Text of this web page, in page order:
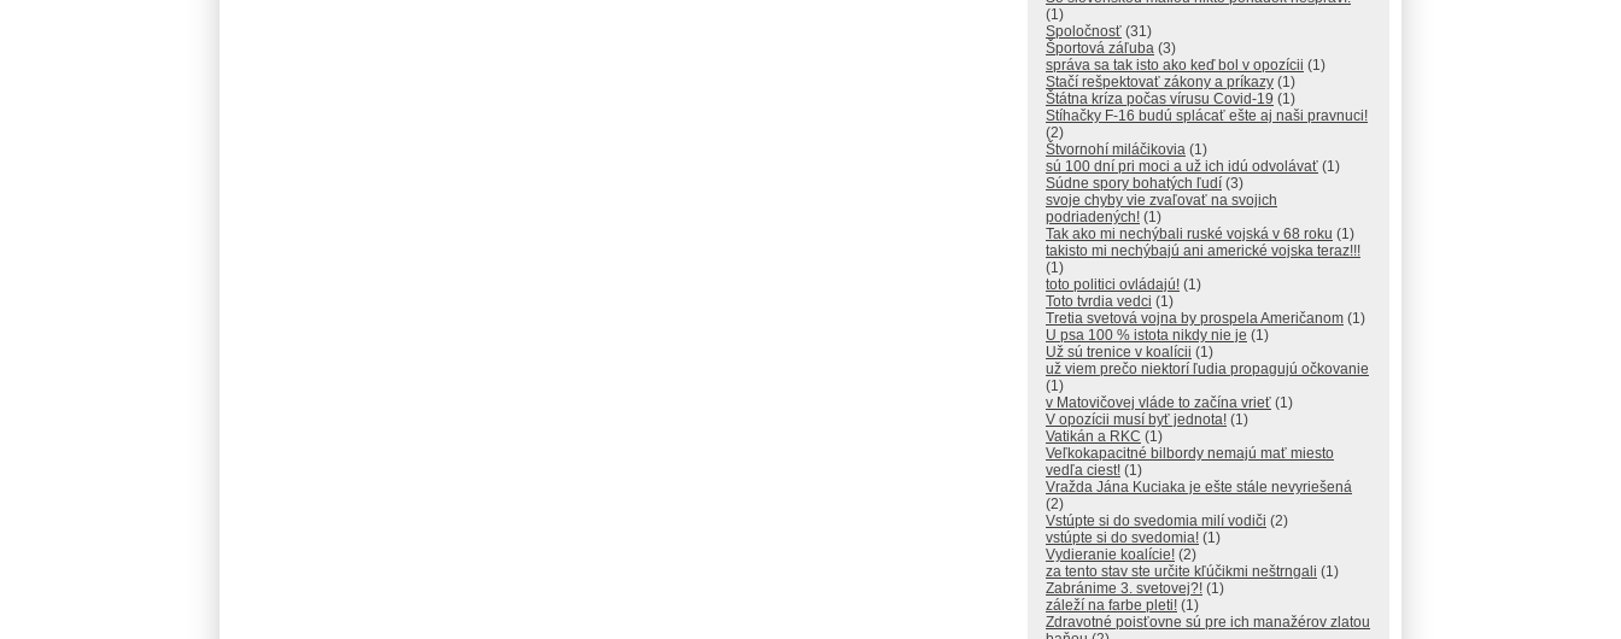
(1)
Spoločnosť (31)
Športová záľuba (3)
správa sa tak isto ako keď bol v opozícii (1)
Stačí rešpektovať zákony a príkazy (1)
Štátna kríza počas vírusu Covid-19 (1)
Stíhačky F-16 budú splácať ešte aj naši pravnuci!
(2)
Štvornohí miláčikovia (1)
sú 100 dní pri moci a už ich idú odvolávať (1)
Súdne spory bohatých ľudí (3)
svoje chyby vie zvaľovať na svojich
podriadených! (1)
Tak ako mi nechýbali ruské vojská v 68 roku (1)
takisto mi nechýbajú ani americké vojska teraz!!!
(1)
toto politici ovládajú! (1)
Toto tvrdia vedci (1)
Tretia svetová vojna by prospela Američanom (1)
U psa 100 % istota nikdy nie je (1)
Už sú trenice v koalícii (1)
už viem prečo niektorí ľudia propagujú očkovanie
(1)
v Matovičovej vláde to začína vrieť (1)
V opozícii musí byť jednota! (1)
Vatikán a RKC (1)
Veľkokapacitné bilbordy nemajú mať miesto
vedľa ciest! (1)
Vražda Jána Kuciaka je ešte stále nevyriešená
(2)
Vstúpte si do svedomia milí vodiči (2)
vstúpte si do svedomia! (1)
Vydieranie koalície! (2)
za tento stav ste určite kľúčikmi neštrngali (1)
Zabránime 3. svetovej?! (1)
záleží na farbe pleti! (1)
Zdravotné poisťovne sú pre ich manažérov zlatou